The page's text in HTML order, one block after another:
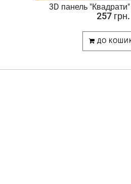
3D панель
257 грн.
ДО